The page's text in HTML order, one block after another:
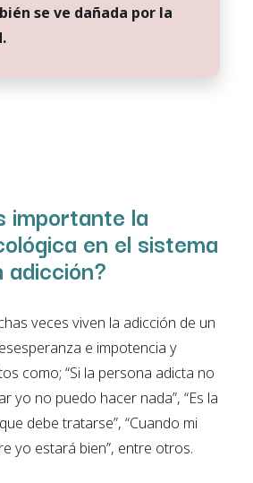
se ve dañada por la
importante la
en el sistema
adicción?
veces viven la adicción de un
e impotencia y
como; “Si la persona adicta no
yo no puedo hacer nada”, “Es la
debe tratarse”, “Cuando mi
yo estará bien”, entre otros.